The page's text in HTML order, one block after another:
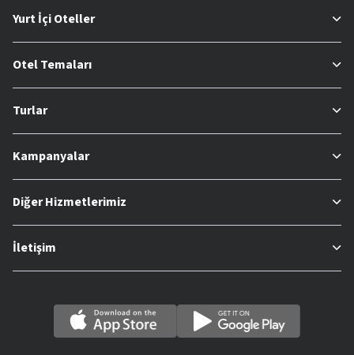
Yurt İçi Oteller
Otel Temaları
Turlar
Kampanyalar
Diğer Hizmetlerimiz
İletişim